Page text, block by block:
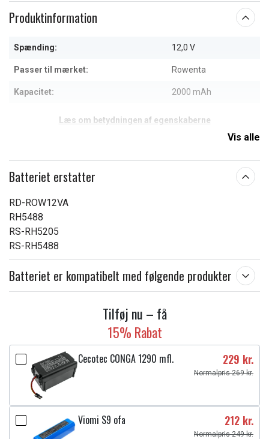
Produktinformation
Spænding: 12,0 V
Passer til mærket: Rowenta
Kapacitet: 2000 mAh
Læs om betydningen af egenskaberne
Vis alle
Batteriet erstatter
RD-ROW12VA
RH5488
RS-RH5205
RS-RH5488
Batteriet er kompatibelt med følgende produkter
Tilføj nu – få
15% Rabat
Cecotec CONGA 1290 mfl. 229 kr.
Normalpris 269 kr.
Viomi S9 ofa 212 kr.
Normalpris 249 kr.